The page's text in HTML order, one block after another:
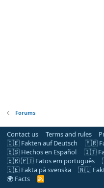
Forums
Contact us Terms and rules
🇩🇪 Fakten auf Deutsch
🇫🇷
🇪🇸 Hechos en Español
🇮🇹
🇧🇷 🇵🇹 Fatos em português
🇸🇪 Fakta på svenska
🇳🇴
🌍 Facts
R